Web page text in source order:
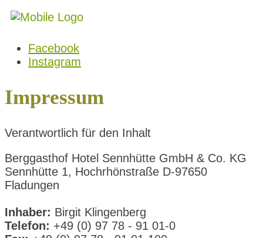
Facebook
Instagram
Impressum
Verantwortlich für den Inhalt
Berggasthof Hotel Sennhütte GmbH & Co. KG
Sennhütte 1, Hochrhönstraße D-97650
Fladungen
Inhaber: Birgit Klingenberg
Telefon: +49 (0) 97 78 - 91 01-0